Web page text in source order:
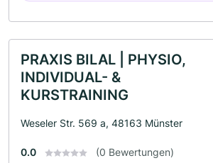
PRAXIS BILAL | PHYSIO,
INDIVIDUAL- &
KURSTRAINING
Weseler Str. 569 a, 48163 Münster
0.0 (0 Bewertungen)